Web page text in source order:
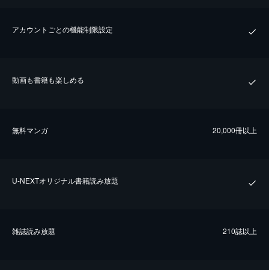
アカウントごとの機能制限設定
動画も書籍も楽しめる
無料マンガ 20,000冊以上
U-NEXTオリジナル書籍読み放題
雑誌読み放題 210誌以上